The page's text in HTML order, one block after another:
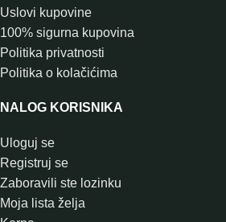
Uslovi kupovine
100% sigurna kupovina
Politika privatnosti
Politika o kolačićima
NALOG KORISNIKA
Uloguj se
Registruj se
Zaboravili ste lozinku
Moja lista želja